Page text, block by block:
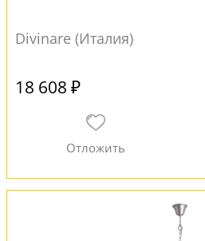
Divinare (Италия)
18 608 ₽